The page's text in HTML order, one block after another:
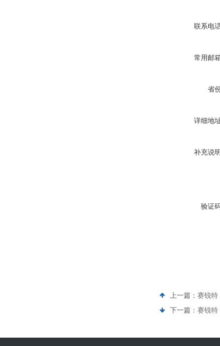
联系电
常用邮
省
详细地
补充说
验证
上一篇： 赛锐特
下一篇： 赛锐特